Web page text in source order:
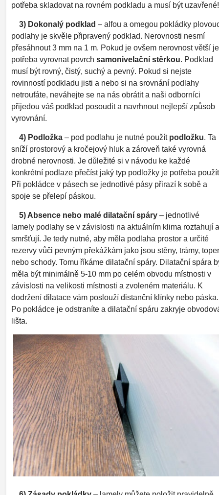
potřeba skladovat na rovném podkladu a musí být uzavřené!
3) Dokonalý podklad – alfou a omegou pokládky
podlahy je skvěle připravený podklad. Nerovnosti nesmí
přesáhnout 3 mm na 1 m. Pokud je ovšem nerovnost větší je
potřeba vyrovnat povrch samonivelační stěrkou. Podklad
musí být rovný, čistý, suchý a pevný. Pokud si nejste
rovinností podkladu jisti a nebo si na srovnání podlahy
netroufáte, neváhejte se na nás obrátit a naši odborníci
přijedou váš podklad posoudit a navrhnout nejlepší způsob
vyrovnání.
4) Podložka– pod podlahu je nutné použít podložku. Ta
sníží prostorový a kročejový hluk a zároveň také vyrovná
drobné nerovnosti. Je důležité si v návodu ke každé
konkrétní podlaze přečíst jaký typ podložky je potřeba
Při pokládce v pásech se jednotlivé pásy přirazí k sobě a
spoje se přelepí páskou.
5) Absence nebo malé dilatační spáry– jednotlivé
lamely podlahy se v závislosti na aktuálním klima roztahují a
smršťují. Je tedy nutné, aby měla podlaha prostor a určité
rezervy vůči pevným překážkám jako jsou stěny, trámy,
nebo schody. Tomu říkáme dilatační spáry. Dilatační spára
měla být minimálně 5-10 mm po celém obvodu místnosti v
závislosti na velikosti místnosti a zvoleném materiálu. K
dodržení dilatace vám poslouží distanční klínky nebo páska.
Po pokládce je odstraníte a dilatační spáru zakryje
lišta.